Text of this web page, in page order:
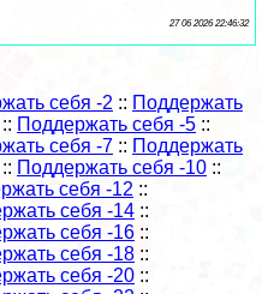
27 06 2026 22:46:32
себя -2 :: Поддержать
:: Поддержать себя -5 ::
себя -7 :: Поддержать
:: Поддержать себя -10 ::
себя -12 ::
себя -14 ::
себя -16 ::
себя -18 ::
себя -20 ::